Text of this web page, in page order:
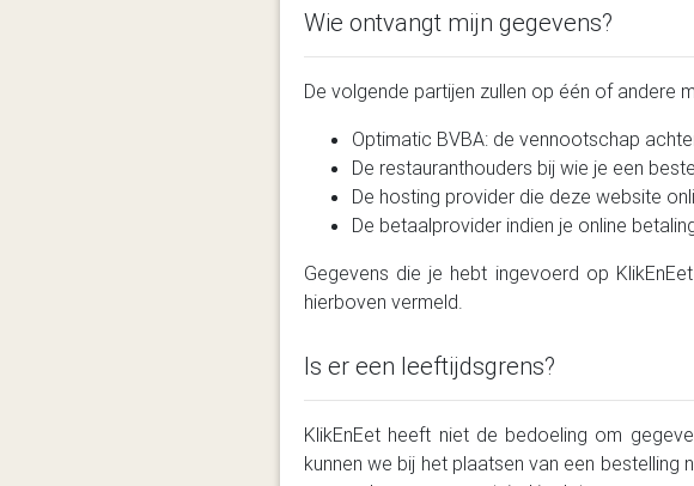
Wie ontvangt mijn gegevens?
De volgende partijen zullen op één of andere
Optimatic BVBA: de vennootschap
De restauranthouders bij wie je een
De hosting provider die deze website
De betaalprovider indien je online
Gegevens die je hebt ingevoerd op
hierboven vermeld.
Is er een leeftijdsgrens?
KlikEnEet heeft niet de bedoeling om
kunnen we bij het plaatsen van een